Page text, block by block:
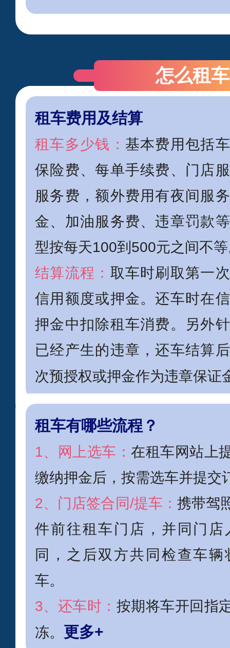
怎么租车
租车费用及结算
租车多少钱： 基本费用包括
保险费、每单手续费、门店
服务费，额外费用有夜间服
金、加油服务费、违章罚款
型按每天100到500元之间不
结算流程： 取车时刷取第一
信用额度或押金。还车时在
押金中扣除租车消费。另外
已经产生的违章，还车结算
次预授权或押金作为违章保证
租车有哪些流程？
1、网上选车：在租车网站上
缴纳押金后，按需选车并提交
2、门店签合同/提车： 携带驾
件前往租车门店，并同门店
同，之后双方共同检查车
车。
3、还车时： 按期将车开回指
冻。 更多+